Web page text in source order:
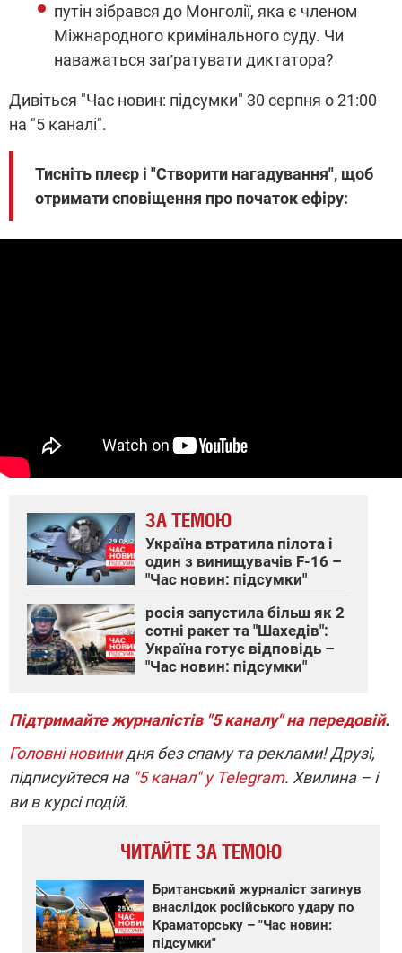
путін зібрався до Монголії, яка є членом
Міжнародного кримінального суду. Чи
наважаться заґратувати диктатора?
Дивіться "Час новин: підсумки" 30 серпня о 21:00
на "5 каналі".
Тисніть плеєр і "Створити нагадування", щоб
отримати сповіщення про початок ефіру:
ЗА ТЕМОЮ
Україна втратила пілота і
один з винищувачів F-16 –
"Час новин: підсумки"
росія запустила більш як 2
сотні ракет та "Шахедів":
Україна готує відповідь –
"Час новин: підсумки"
Підтримайте журналістів "5 каналу" на передовій.
Головні новинидня без спаму та реклами! Друзі,
підписуйтеся на "5 канал" у Telegram. Хвилина – і
ви в курсі подій.
ЧИТАЙТЕ ЗА ТЕМОЮ
Британський журналіст загинув
внаслідок російського удару по
Краматорську – "Час новин:
підсумки"